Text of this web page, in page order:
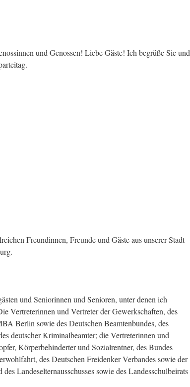
und Genossen! Liebe Gäste! Ich begrüße Sie und
Freundinnen, Freunde und Gäste aus unserer Stadt
und Seniorinnen und Senioren, unter denen ich
Vertreterinnen und Vertreter der Gewerkschaften, des
Berlin sowie des Deutschen Beamtenbundes, des
deutscher Kriminalbeamter; die Vertreterinnen und
Körperbehinderter und Sozialrentner, des Bundes
des Deutschen Freidenker Verbandes sowie der
Landeselternausschusses sowie des Landesschulbeirats